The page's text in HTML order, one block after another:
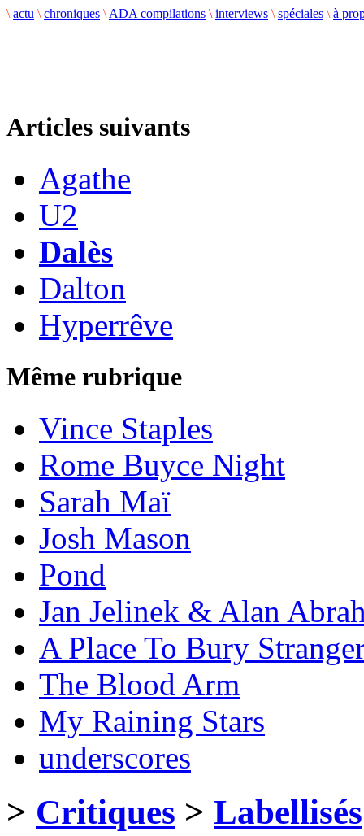
\ actu \ chroniques \ ADA compilations \ interviews \ spéciales \ à
Articles suivants
Agathe
U2
Dalès
Dalton
Hyperrêve
Même rubrique
Vince Staples
Rome Buyce Night
Sarah Maï
Josh Mason
Pond
Jan Jelinek & Alan
A Place To Bury
The Blood Arm
My Raining Stars
underscores
> Critiques > Labellisés